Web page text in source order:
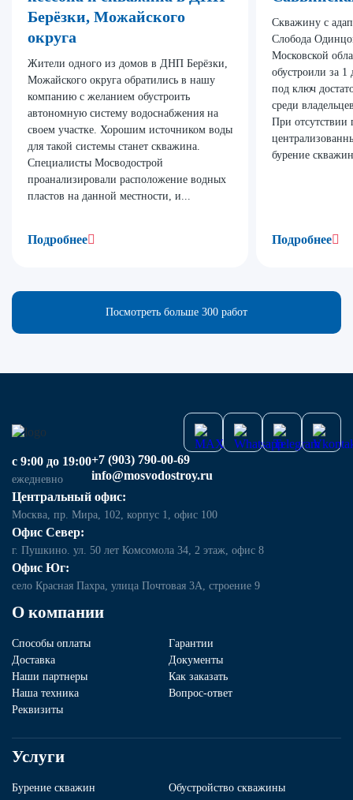
Берёзки, Можайского
округа
Жители одного из домов в ДНП Берёзки,
Можайского округа обратились в нашу
компанию с желанием обустроить
автономную систему водоснабжения на
своем участке. Хорошим источником воды
для такой системы станет скважина.
Специалисты Мосводострой
проанализировали расположение водных
пластов на данной местности, и...
Подробнее
Скважину с
Слобода
Московской
обустроили за
под ключ
среди
При отсутствии
бурение
Подробнее
Посмотреть больше 300 работ
О компании
Способы оплаты
Гарантии
Доставка
Документы
Наши партнеры
Как заказать
Наша техника
Вопрос-ответ
Реквизиты
Услуги
Бурение скважин
Обустройство скважины
с 9:00 до 19:00
ежедневно
+7 (903) 790-00-69
info@mosvodostroy.ru
Центральный офис:
Москва, пр. Мира, 102, корпус 1, офис 100
Офис Север:
г. Пушкино. ул. 50 лет Комсомола 34, 2 этаж, офис 8
Офис Юг:
село Красная Пахра, улица Почтовая 3А, строение 9